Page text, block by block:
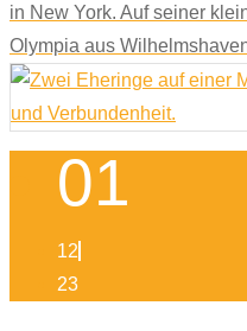
in New York. Auf seiner
Olympia aus
01
12
23